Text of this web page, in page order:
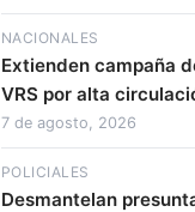
NACIONALES
Extienden campaña
VRS por alta
7 de agosto, 2026
POLICIALES
Desmantelan